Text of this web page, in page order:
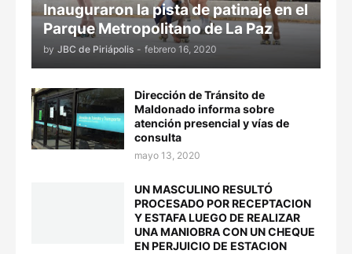
Inauguraron la pista de patinaje en el
Parque Metropolitano de La Paz
by JBC de Piriápolis - febrero 16, 2020
Dirección de Tránsito de
Maldonado informa sobre
atención presencial y vías de
consulta
mayo 13, 2020
UN MASCULINO RESULTÓ
PROCESADO POR RECEPTACION
Y ESTAFA LUEGO DE REALIZAR
UNA MANIOBRA CON UN CHEQUE
EN PERJUICIO DE ESTACION